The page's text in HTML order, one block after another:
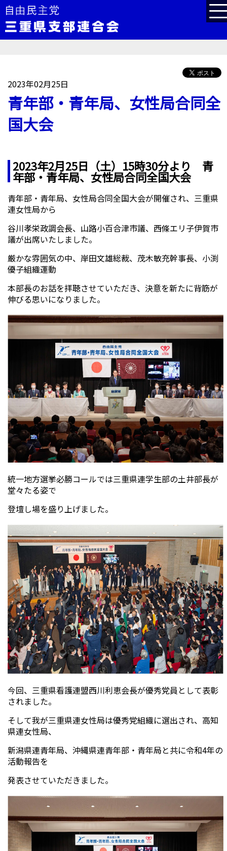
2023年02月25日
青年部・青年局、女性局合同全
国大会
2023年2月25日（土）15時30分より 青
年部・青年局、女性局合同全国大会
青年部・青年局、女性局合同全国大会が開催され、三重県
連女性局から
谷川孝栄政調会長、山路小百合津市議、西條エリ子伊賀市
議が出席いたしました。
厳かな雰囲気の中、岸田文雄総裁、茂木敏充幹事長、小渕
優子組織運動
本部長のお話を拝聴させていただき、決意を新たに背筋が
伸びる思いになりました。
統一地方選挙必勝コールでは三重県連学生部の土井部長が
堂々たる姿で
登壇し場を盛り上げました。
今回、三重県看護連盟西川利恵会長が優秀党員として表彰
されました。
そして我が三重県連女性局は優秀党組織に選出され、高知
県連女性局、
新潟県連青年局、沖縄県連青年部・青年局と共に令和4年の
活動報告を
発表させていただきました。